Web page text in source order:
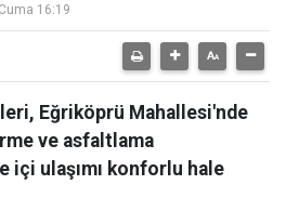
16:19
Eğriköprü Mahallesi'nde
ve asfaltlama
içi ulaşımı konforlu hale